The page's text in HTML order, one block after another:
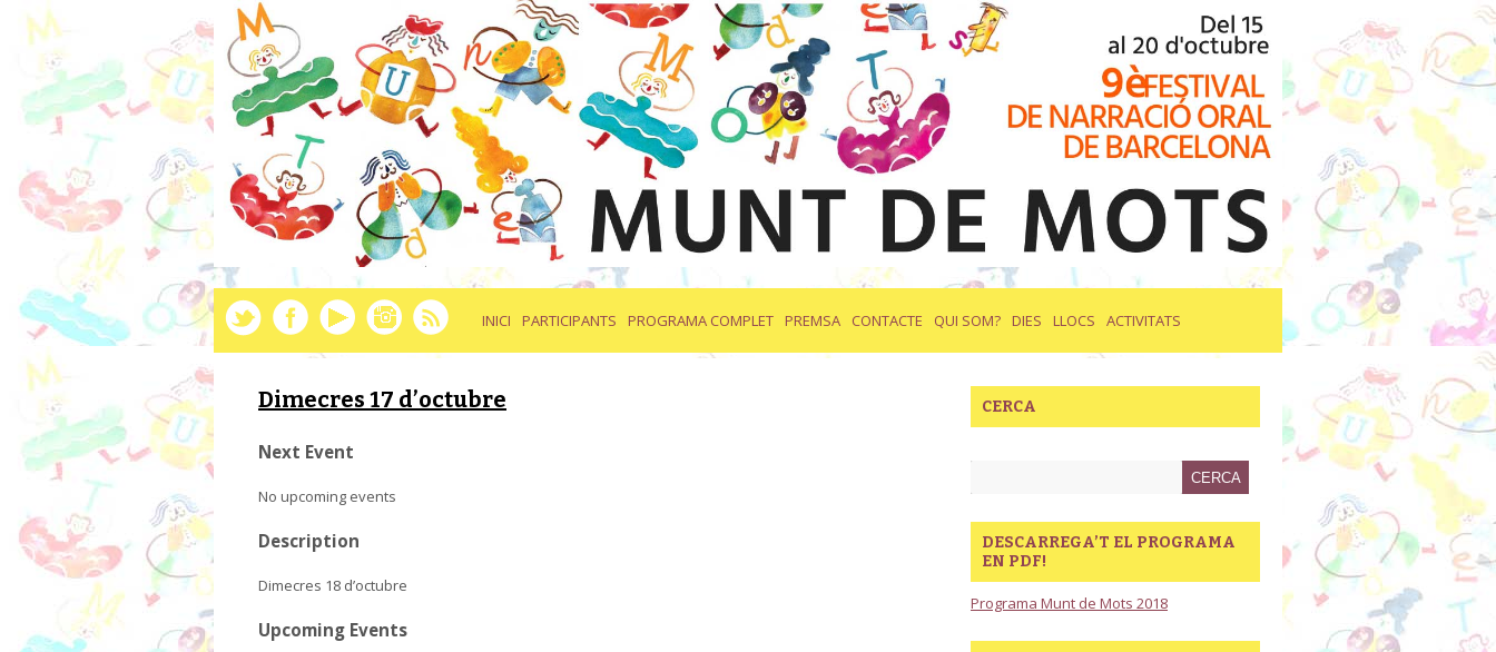
INICI PARTICIPANTS PROGRAMA COMPLET PREMSA CONTACTE QUI SOM? DIES LLOCS ACTIVITATS
Dimecres 17 d’octubre
Next Event
No upcoming events
Description
Dimecres 18 d’octubre
Upcoming Events
CERCA
DESCARREGA’T EL PROGRAMA
EN PDF!
Programa Munt de Mots 2018